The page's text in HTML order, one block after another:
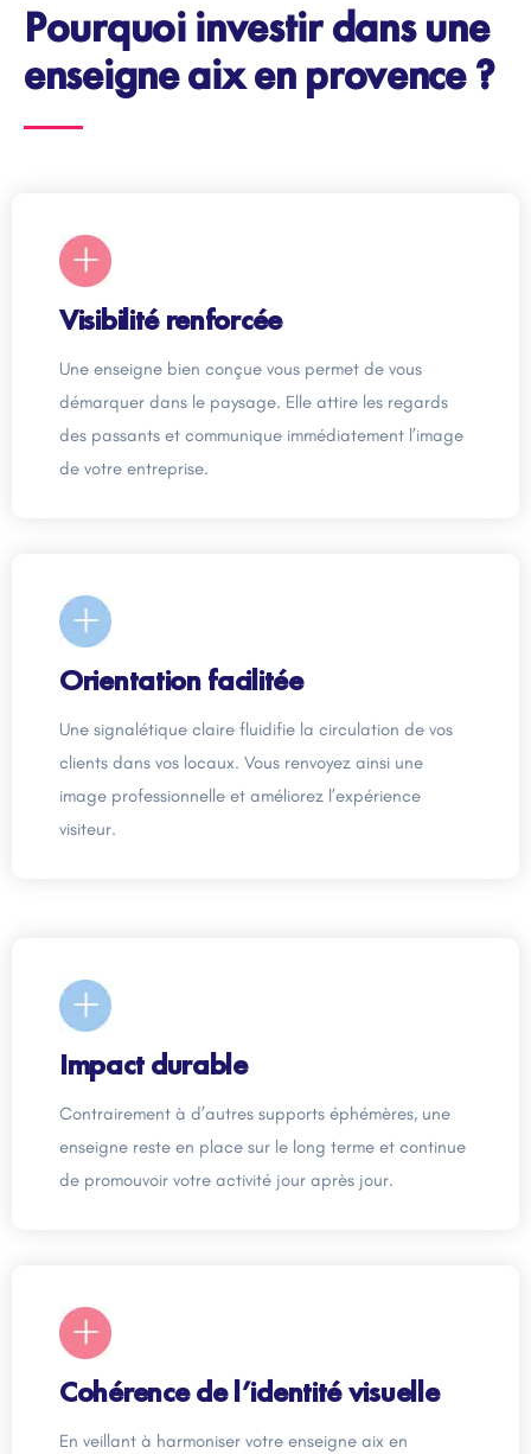
Pourquoi investir dans une
enseigne aix en provence ?
Visibilité renforcée
Une enseigne bien conçue vous permet de vous
démarquer dans le paysage. Elle attire les regards
des passants et communique immédiatement l’image
de votre entreprise.
Orientation facilitée
Une signalétique claire fluidifie la circulation de vos
clients dans vos locaux. Vous renvoyez ainsi une
image professionnelle et améliorez l’expérience
visiteur.
Impact durable
Contrairement à d’autres supports éphémères, une
enseigne reste en place sur le long terme et continue
de promouvoir votre activité jour après jour.
Cohérence de l’identité visuelle
En veillant à harmoniser votre enseigne aix en